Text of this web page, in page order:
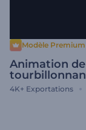
Modèle Premium
Animation
4K+ Exportations